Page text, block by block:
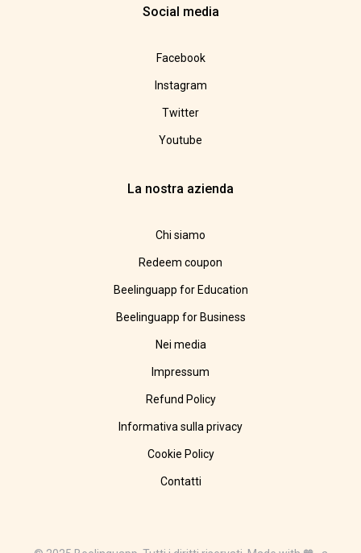
Social media
Facebook
Instagram
Twitter
Youtube
La nostra azienda
Chi siamo
Redeem coupon
Beelinguapp for Education
Beelinguapp for Business
Nei media
Impressum
Refund Policy
Informativa sulla privacy
Cookie Policy
Contatti